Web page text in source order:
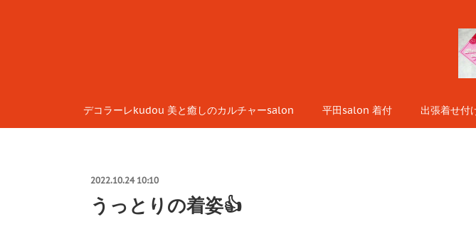
デコラーレkudou 美と癒しのカルチャーsalon 平田salon 着付 出張着せ付
2022.10.24 10:10
うっとりの着姿👍